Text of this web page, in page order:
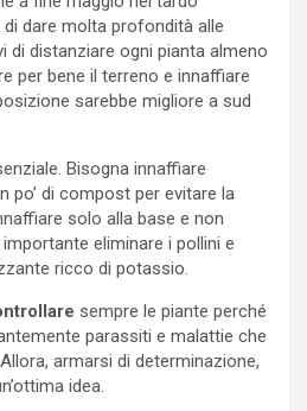
dare molta profondità alle
di distanziare ogni pianta almeno
per bene il terreno e innaffiare
sarebbe migliore a sud
Bisogna innaffiare
po’ di compost per evitare la
solo alla base e non
importante eliminare i pollini e
ricco di potassio.
sempre le piante perché
parassiti e malattie che
armarsi di determinazione,
idea.